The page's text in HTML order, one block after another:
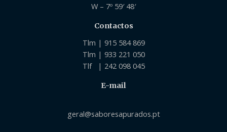
W – 7º 59′ 48′
Contactos
Tlm | 915 584 869
Tlm | 933 221 050
Tlf | 242 098 045
E-mail
geral@saboresapurados.pt